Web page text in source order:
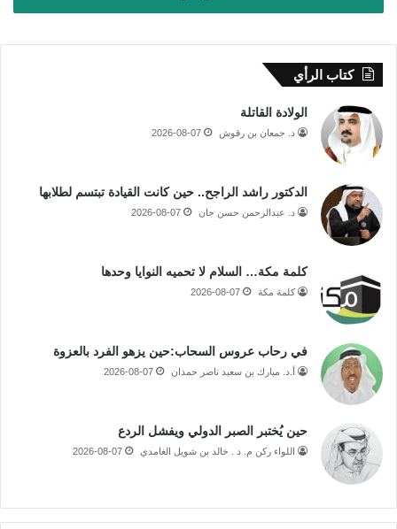
كتاب الرأي
الولادة القاتلة
د. جمعان بن رقوش 2026-08-07
الدكتور راشد الراجح.. حين كانت القيادة تبتسم لطلابها
د. عبدالرحمن حسن جان 2026-08-07
كلمة مكة… السلام لا تحميه النوايا وحدها
كلمة مكة 2026-08-07
في رحاب عروس السحاب:حين يزهو الفرد بالعزوة
أ.د. مبارك بن سعيد ناصر حمدان 2026-08-07
حين يُختبر الصبر الدولي ويفشل الردع
اللواء ركن م. د . خالد بن شويل الغامدي 2026-08-07